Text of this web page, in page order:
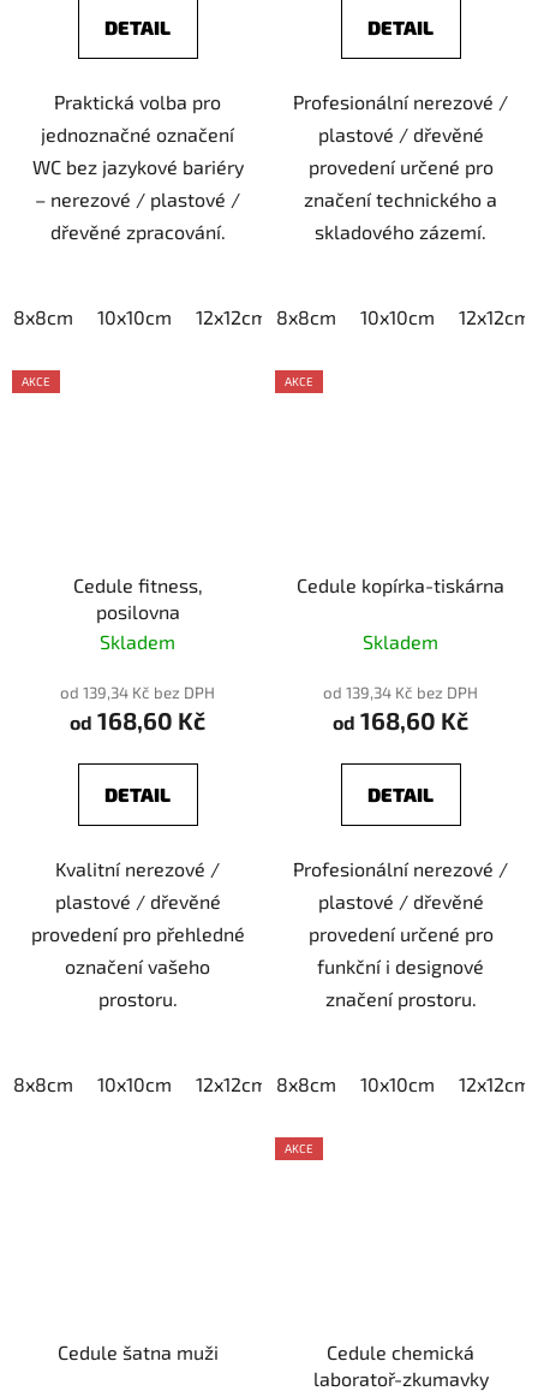
DETAIL
Praktická volba pro
jednoznačné označení
WC bez jazykové bariéry
– nerezové / plastové /
dřevěné zpracování.
8x8cm 10x10cm 12x12cm 15x15cm 20x20cm
DETAIL
Profesionální nerezové /
plastové / dřevěné
provedení určené pro
značení technického a
skladového zázemí.
8x8cm 10x10cm 12x12cm
AKCE
Cedule fitness,
posilovna
Skladem
od 139,34 Kč bez DPH
od 168,60 Kč
DETAIL
Kvalitní nerezové /
plastové / dřevěné
provedení pro přehledné
označení vašeho
prostoru.
8x8cm 10x10cm 12x12cm 15x15cm 20x20cm
AKCE
Cedule kopírka-tiskárna
Skladem
od 139,34 Kč bez DPH
od 168,60 Kč
DETAIL
Profesionální nerezové /
plastové / dřevěné
provedení určené pro
funkční i designové
značení prostoru.
8x8cm 10x10cm 12x12cm
Cedule šatna muži
AKCE
Cedule chemická
laboratoř-zkumavky